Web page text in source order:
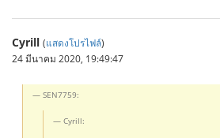
Cyrill (แสดงโปรไฟล์)
24 มีนาคม 2020, 19:49:47
SEN7759:
Cyrill: